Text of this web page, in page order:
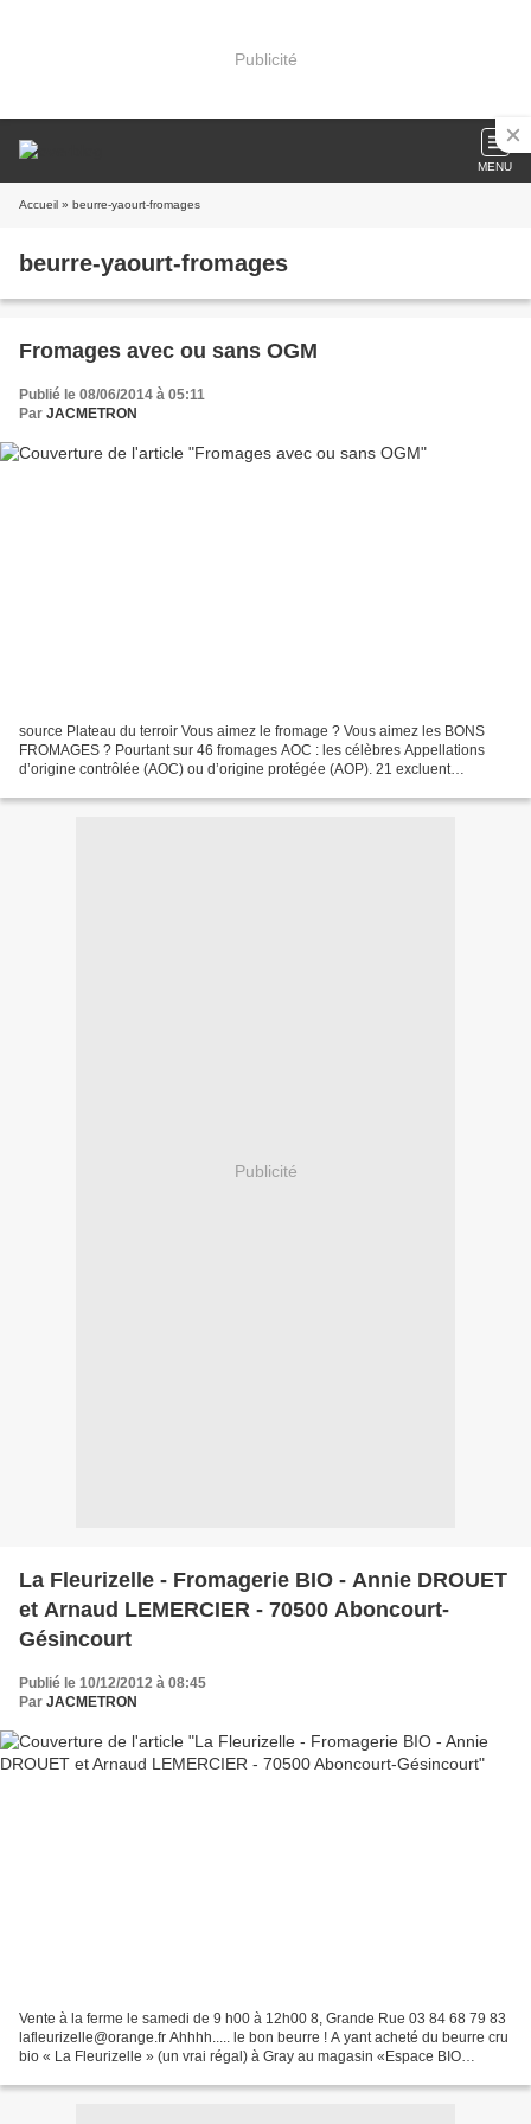
Publicité
MENU
Accueil » beurre-yaourt-fromages
beurre-yaourt-fromages
Fromages avec ou sans OGM
Publié le 08/06/2014 à 05:11
Par JACMETRON
source Plateau du terroir Vous aimez le fromage ? Vous aimez les BONS
FROMAGES ? Pourtant sur 46 fromages AOC : les célèbres Appellations
d’origine contrôlée (AOC) ou d’origine protégée (AOP). 21 excluent
Publicité
La Fleurizelle - Fromagerie BIO - Annie DROUET
et Arnaud LEMERCIER - 70500 Aboncourt-
Gésincourt
Publié le 10/12/2012 à 08:45
Par JACMETRON
Vente à la ferme le samedi de 9 h00 à 12h00 8, Grande Rue 03 84 68 79 83
lafleurizelle@orange.fr Ahhhh..... le bon beurre ! A yant acheté du beurre cru
bio « La Fleurizelle » (un vrai régal) à Gray au magasin «Espace BIO